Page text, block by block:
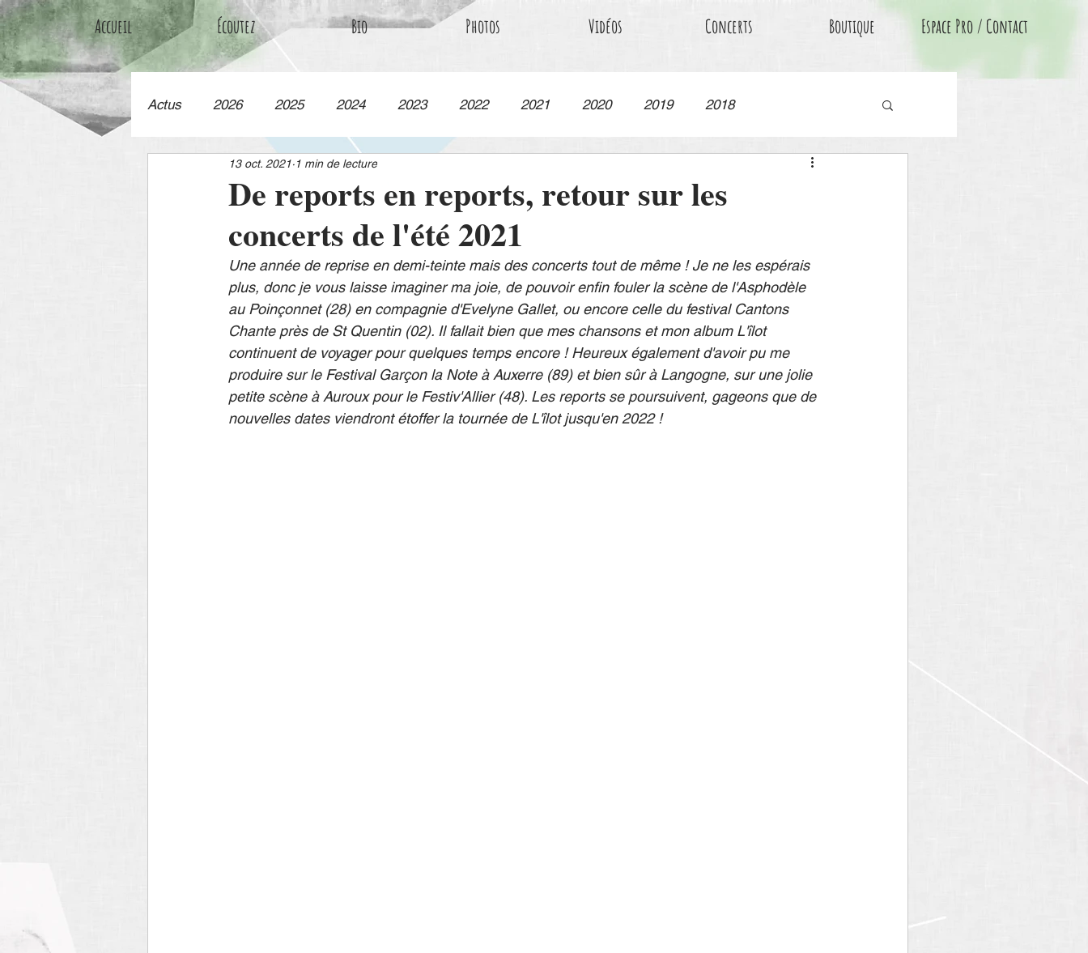
Accueil Écoutez Bio Photos Vidéos Concerts Boutique Espace Pro / Contact
Actus 2026 2025 2024 2023 2022 2021 2020 2019 2018
De reports en reports, retour sur les
concerts de l'été 2021
13 oct. 2021 1 min de lecture
Une année de reprise en demi-teinte mais des concerts tout de même ! Je ne les espérais
plus, donc je vous laisse imaginer ma joie, de pouvoir enfin fouler la scène de l'Asphodèle
au Poinçonnet (28) en compagnie d'Evelyne Gallet, ou encore celle du festival Cantons
Chante près de St Quentin (02). Il fallait bien que mes chansons et mon album L'îlot
continuent de voyager pour quelques temps encore ! Heureux également d'avoir pu me
produire sur le Festival Garçon la Note à Auxerre (89) et bien sûr à Langogne, sur une jolie
petite scène à Auroux pour le Festiv'Allier (48). Les reports se poursuivent, gageons que de
nouvelles dates viendront étoffer la tournée de L'îlot jusqu'en 2022 !